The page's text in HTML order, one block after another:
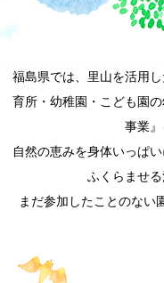
福島県では、里山を活用
育所・幼稚園・こども園
事業』
自然の恵みを身体いっぱ
ふくらませる
まだ参加したことのない